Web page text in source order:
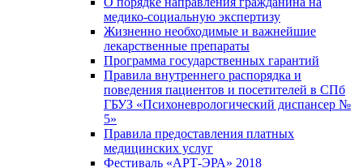
медико-социальную экспертизу
Жизненно необходимые и важнейшие
лекарственные препараты
Программа государственных гарантий
Правила внутреннего распорядка и
поведения пациентов и посетителей в СПб
ГБУЗ «Психоневрологический диспансер №
5»
Правила предоставления платных
медицинских услуг
Фестиваль «АРТ-ЭРА» 2018